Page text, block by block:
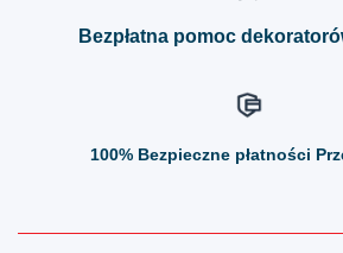
Bezpłatna pomoc
100% Bezpieczne płatności